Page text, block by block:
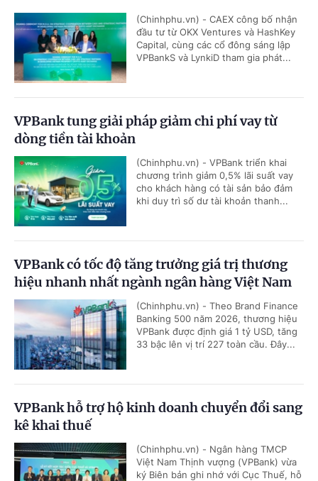
(Chinhphu.vn) - CAEX công bố nhận
đầu tư từ OKX Ventures và HashKey
Capital, cùng các cổ đông sáng lập
VPBankS và LynkiD tham gia phát...
VPBank tung giải pháp giảm chi phí vay từ
dòng tiền tài khoản
(Chinhphu.vn) - VPBank triển khai
chương trình giảm 0,5% lãi suất vay
cho khách hàng có tài sản bảo đảm
khi duy trì số dư tài khoản thanh...
VPBank có tốc độ tăng trưởng giá trị thương
hiệu nhanh nhất ngành ngân hàng Việt Nam
(Chinhphu.vn) - Theo Brand Finance
Banking 500 năm 2026, thương hiệu
VPBank được định giá 1 tỷ USD, tăng
33 bậc lên vị trí 227 toàn cầu. Đây...
VPBank hỗ trợ hộ kinh doanh chuyển đổi sang
kê khai thuế
(Chinhphu.vn) - Ngân hàng TMCP
Việt Nam Thịnh vượng (VPBank) vừa
ký Biên bản ghi nhớ với Cục Thuế, hỗ